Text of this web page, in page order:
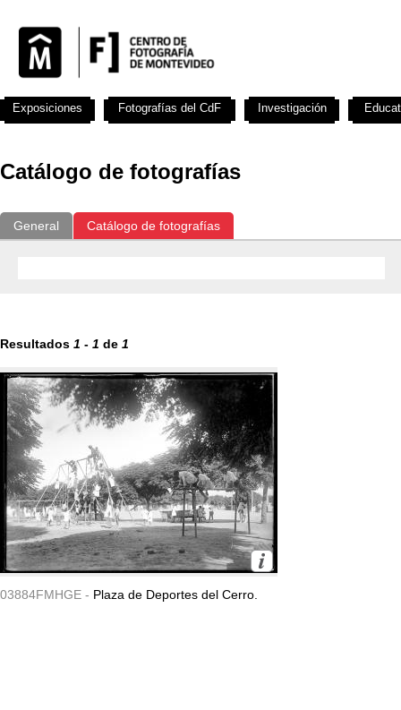
Catálogo de fotografías
General Catálogo de fotografías
Resultados 1 - 1 de 1
03884FMHGE - Plaza de Deportes del Cerro.
Exposiciones Fotografías del CdF Investigación